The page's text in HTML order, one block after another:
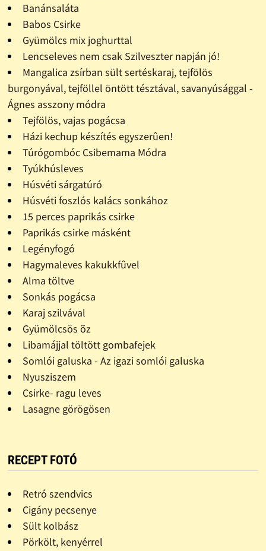
Banánsaláta
Babos Csirke
Gyümölcs mix joghurttal
Lencseleves nem csak Szilveszter napján jó!
Mangalica zsírban sült sertéskaraj, tejfölös
burgonyával, tejföllel öntött tésztával, savanyúsággal -
Ágnes asszony módra
Tejfölös, vajas pogácsa
Házi kechup készítés egyszerûen!
Túrógombóc Csibemama Módra
Tyúkhúsleves
Húsvéti sárgatúró
Húsvéti foszlós kalács sonkához
15 perces paprikás csirke
Paprikás csirke másként
Legényfogó
Hagymaleves kakukkfûvel
Alma töltve
Sonkás pogácsa
Karaj szilvával
Gyümölcsös õz
Libamájjal töltött gombafejek
Somlói galuska - Az igazi somlói galuska
Nyusziszem
Csirke- ragu leves
Lasagne görögösen
RECEPT FOTÓ
Retró szendvics
Cigány pecsenye
Sült kolbász
Pörkölt, kenyérrel